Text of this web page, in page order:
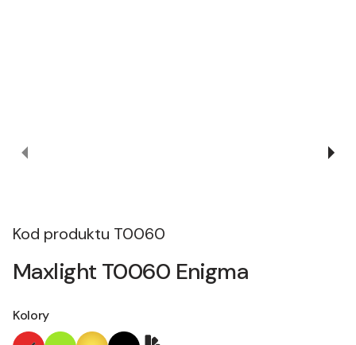
Kod produktu T0060
Maxlight T0060 Enigma
Kolory